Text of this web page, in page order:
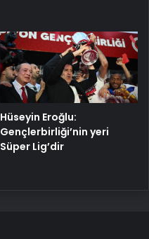
Hüseyin Eroğlu:
Gençlerbirliği’nin yeri
Süper Lig’dir